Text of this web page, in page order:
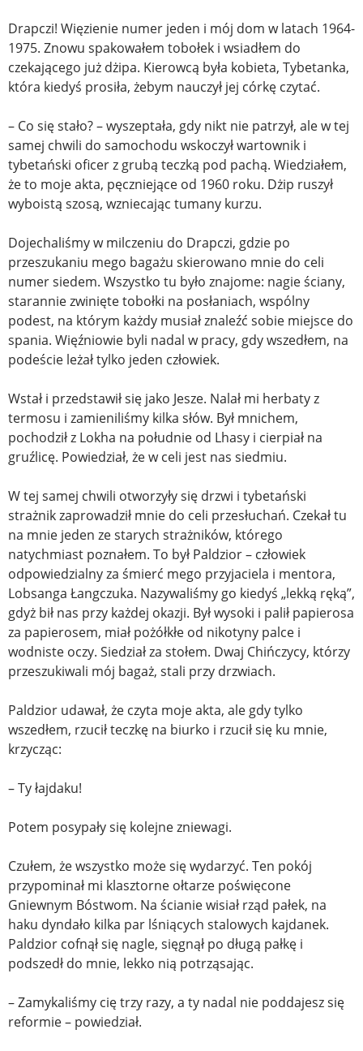
Drapczi! Więzienie numer jeden i mój dom w latach 1964-
1975. Znowu spakowałem tobołek i wsiadłem do
czekającego już dżipa. Kierowcą była kobieta, Tybetanka,
która kiedyś prosiła, żebym nauczył jej córkę czytać.
– Co się stało? – wyszeptała, gdy nikt nie patrzył, ale w tej
samej chwili do samochodu wskoczył wartownik i
tybetański oficer z grubą teczką pod pachą. Wiedziałem,
że to moje akta, pęczniejące od 1960 roku. Dżip ruszył
wyboistą szosą, wzniecając tumany kurzu.
Dojechaliśmy w milczeniu do Drapczi, gdzie po
przeszukaniu mego bagażu skierowano mnie do celi
numer siedem. Wszystko tu było znajome: nagie ściany,
starannie zwinięte tobołki na posłaniach, wspólny
podest, na którym każdy musiał znaleźć sobie miejsce do
spania. Więźniowie byli nadal w pracy, gdy wszedłem, na
podeście leżał tylko jeden człowiek.
Wstał i przedstawił się jako Jesze. Nalał mi herbaty z
termosu i zamieniliśmy kilka słów. Był mnichem,
pochodził z Lokha na południe od Lhasy i cierpiał na
gruźlicę. Powiedział, że w celi jest nas siedmiu.
W tej samej chwili otworzyły się drzwi i tybetański
strażnik zaprowadził mnie do celi przesłuchań. Czekał tu
na mnie jeden ze starych strażników, którego
natychmiast poznałem. To był Paldzior – człowiek
odpowiedzialny za śmierć mego przyjaciela i mentora,
Lobsanga Łangczuka. Nazywaliśmy go kiedyś „lekką ręką”,
gdyż bił nas przy każdej okazji. Był wysoki i palił papierosa
za papierosem, miał pożółkłe od nikotyny palce i
wodniste oczy. Siedział za stołem. Dwaj Chińczycy, którzy
przeszukiwali mój bagaż, stali przy drzwiach.
Paldzior udawał, że czyta moje akta, ale gdy tylko
wszedłem, rzucił teczkę na biurko i rzucił się ku mnie,
krzycząc:
– Ty łajdaku!
Potem posypały się kolejne zniewagi.
Czułem, że wszystko może się wydarzyć. Ten pokój
przypominał mi klasztorne ołtarze poświęcone
Gniewnym Bóstwom. Na ścianie wisiał rząd pałek, na
haku dyndało kilka par lśniących stalowych kajdanek.
Paldzior cofnął się nagle, sięgnął po długą pałkę i
podszedł do mnie, lekko nią potrząsając.
– Zamykaliśmy cię trzy razy, a ty nadal nie poddajesz się
reformie – powiedział.